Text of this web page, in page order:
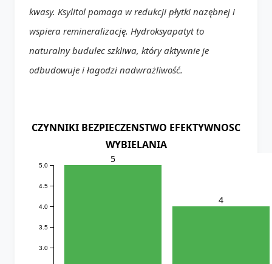
kwasy. Ksylitol pomaga w redukcji płytki nazębnej i
wspiera remineralizację. Hydroksyapatyt to
naturalny budulec szkliwa, który aktywnie je
odbudowuje i łagodzi nadwrażliwość.
CZYNNIKI BEZPIECZENSTWO EFEKTYWNOSC
WYBIELANIA
3.0
3.5
4.0
4.5
5.0
5
4